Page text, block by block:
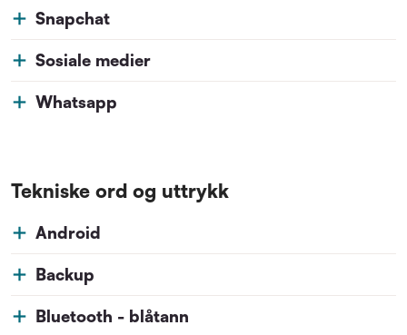
Snapchat
Sosiale medier
Whatsapp
Tekniske ord og uttrykk
Android
Backup
Bluetooth - blåtann